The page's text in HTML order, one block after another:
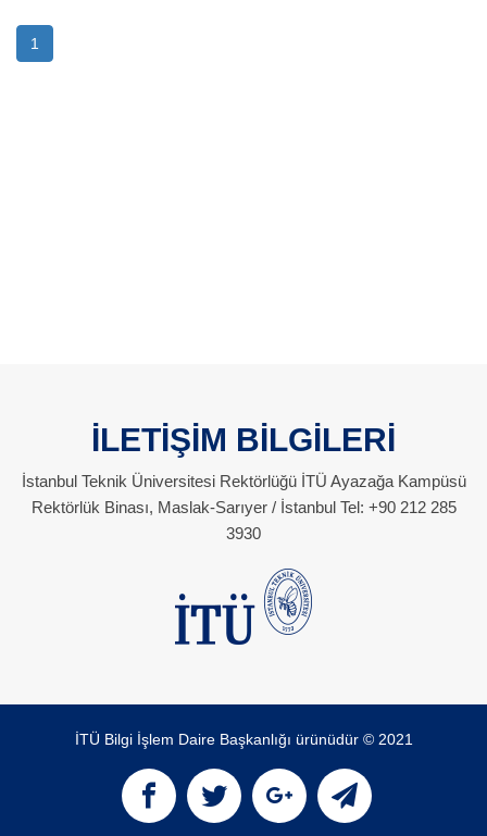
1
İLETİŞİM BİLGİLERİ
İstanbul Teknik Üniversitesi Rektörlüğü İTÜ Ayazağa Kampüsü
Rektörlük Binası, Maslak-Sarıyer / İstanbul Tel: +90 212 285
3930
İTÜ Bilgi İşlem Daire Başkanlığı ürünüdür © 2021